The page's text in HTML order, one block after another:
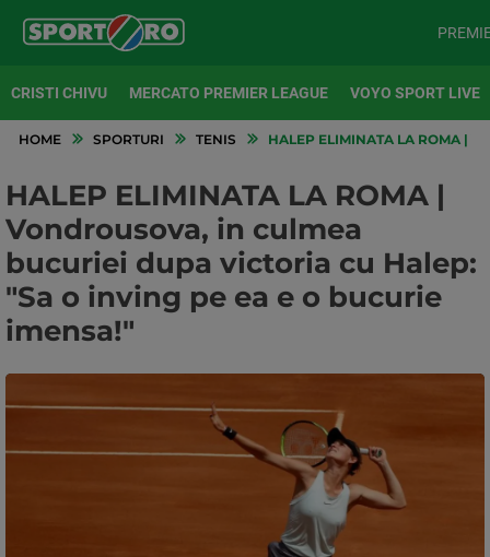
CRISTI CHIVU MERCATO PREMIER LEAGUE VOYO SPORT LIVE
HOME SPORTURI TENIS HALEP ELIMINATA LA ROMA |
HALEP ELIMINATA LA ROMA |
Vondrousova, in culmea
bucuriei dupa victoria cu Halep:
"Sa o inving pe ea e o bucurie
imensa!"